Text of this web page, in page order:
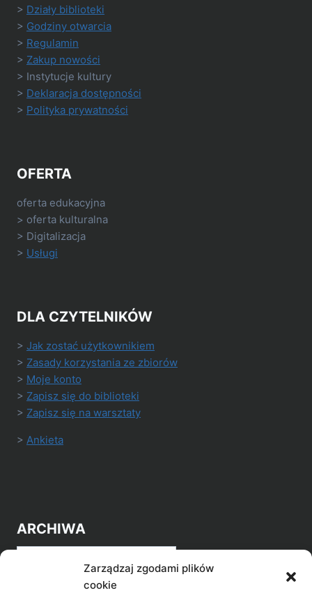
Zarządzaj zgodami plików
cookie
> Działy biblioteki
> Godziny otwarcia
> Regulamin
> Zakup nowości
> Instytucje kultury
> Deklaracja dostępności
> Polityka prywatności
OFERTA
oferta edukacyjna
> oferta kulturalna
> Digitalizacja
> Usługi
DLA CZYTELNIKÓW
> Jak zostać użytkownikiem
> Zasady korzystania ze zbiorów
> Moje konto
> Zapisz się do biblioteki
> Zapisz się na warsztaty
> Ankieta
ARCHIWA
Archiwa